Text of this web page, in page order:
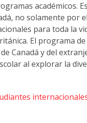
académicos.
no solamente por
para toda la
El programa
Canadá y del
al explorar la